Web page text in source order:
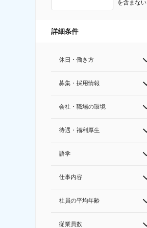
を含まない
詳細条件
休日・働き方
募集・採用情報
会社・職場の環境
待遇・福利厚生
語学
仕事内容
社員の平均年齢
従業員数